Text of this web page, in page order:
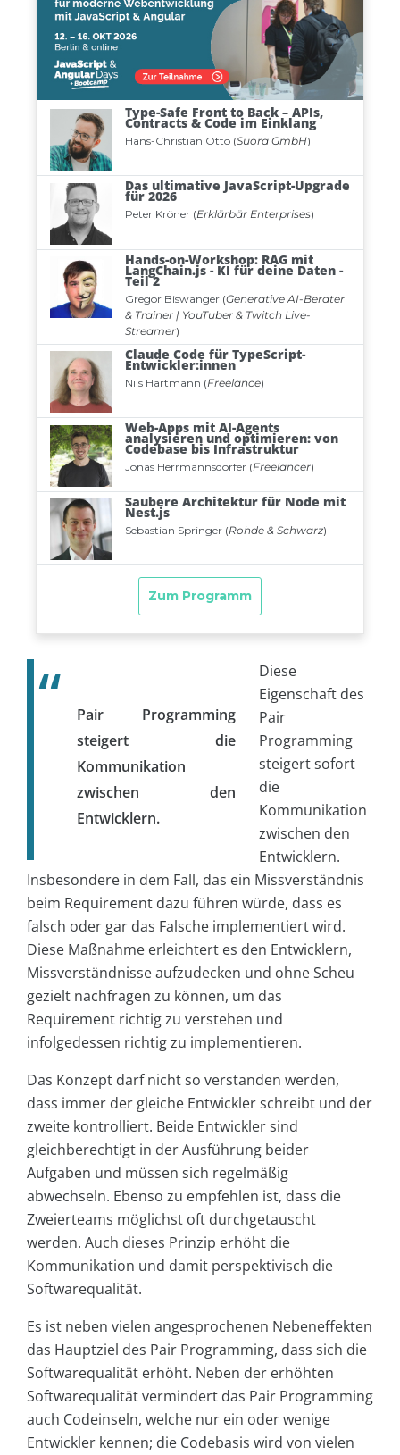
Pair Programming
steigert die
Kommunikation
zwischen den
Entwicklern.
Diese
Eigenschaft des
Pair
Programming
steigert sofort
die
Kommunikation
zwischen den
Entwicklern.
Insbesondere in dem Fall, das ein Missverständnis
beim Requirement dazu führen würde, dass es
falsch oder gar das Falsche implementiert wird.
Diese Maßnahme erleichtert es den Entwicklern,
Missverständnisse aufzudecken und ohne Scheu
gezielt nachfragen zu können, um das
Requirement richtig zu verstehen und
infolgedessen richtig zu implementieren.
Das Konzept darf nicht so verstanden werden,
dass immer der gleiche Entwickler schreibt und der
zweite kontrolliert. Beide Entwickler sind
gleichberechtigt in der Ausführung beider
Aufgaben und müssen sich regelmäßig
abwechseln. Ebenso zu empfehlen ist, dass die
Zweierteams möglichst oft durchgetauscht
werden. Auch dieses Prinzip erhöht die
Kommunikation und damit perspektivisch die
Softwarequalität.
Es ist neben vielen angesprochenen Nebeneffekten
das Hauptziel des Pair Programming, dass sich die
Softwarequalität erhöht. Neben der erhöhten
Softwarequalität vermindert das Pair Programming
auch Codeinseln, welche nur ein oder wenige
Entwickler kennen; die Codebasis wird von vielen